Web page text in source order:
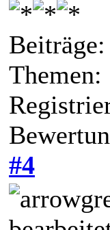
Themen:
#4